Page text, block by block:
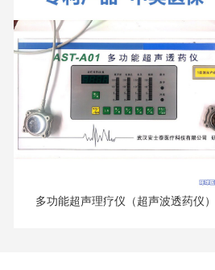
多功能超声理疗仪（超声波透药仪）